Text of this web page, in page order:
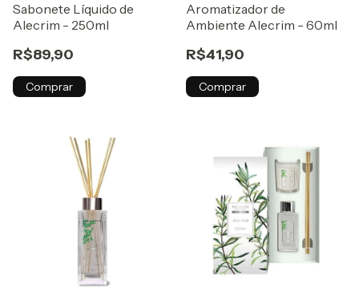
Sabonete Líquido de
Alecrim - 250ml
R$89,90
Comprar
Aromatizador de
Ambiente Alecrim - 60ml
R$41,90
Comprar